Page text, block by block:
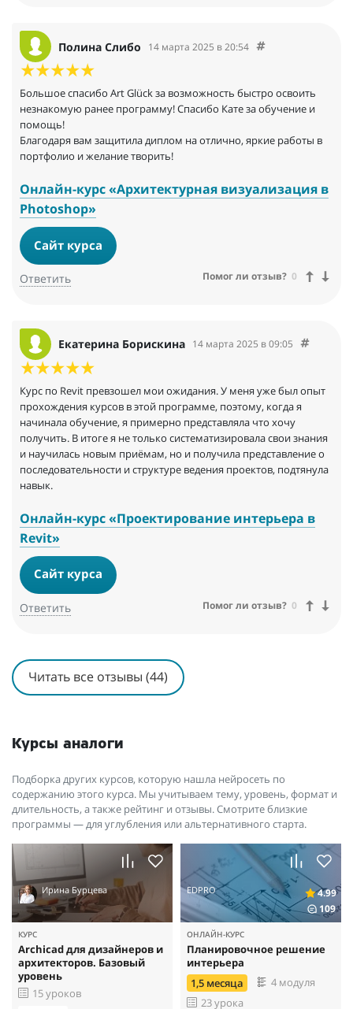
Полина Слибо 14 марта 2025 в 20:54
Большое спасибо Art Glück за возможность быстро освоить
незнакомую ранее программу! Спасибо Кате за обучение и
помощь!
Благодаря вам защитила диплом на отлично, яркие работы в
портфолио и желание творить!
Онлайн-курс «Архитектурная визуализация в
Photoshop»
Сайт курса
Ответить Помог ли отзыв? 0
Екатерина Борискина 14 марта 2025 в 09:05
Курс по Revit превзошел мои ожидания. У меня уже был опыт
прохождения курсов в этой программе, поэтому, когда я
начинала обучение, я примерно представляла что хочу
получить. В итоге я не только систематизировала свои знания
и научилась новым приёмам, но и получила представление о
последовательности и структуре ведения проектов, подтянула
навык.
Онлайн-курс «Проектирование интерьера в
Revit»
Сайт курса
Ответить Помог ли отзыв? 0
Читать все отзывы (44)
Курсы аналоги
Подборка других курсов, которую нашла нейросеть по
содержанию этого курса. Мы учитываем тему, уровень, формат и
длительность, а также рейтинг и отзывы. Смотрите близкие
программы — для углубления или альтернативного старта.
Ирина Бурцева
КУРС
Archicad для дизайнеров и
архитекторов. Базовый
уровень
15 уроков
EDPRO
4.99
109
ОНЛАЙН-КУРС
Планировочное решение
интерьера
1,5 месяца
4 модуля
23 урока